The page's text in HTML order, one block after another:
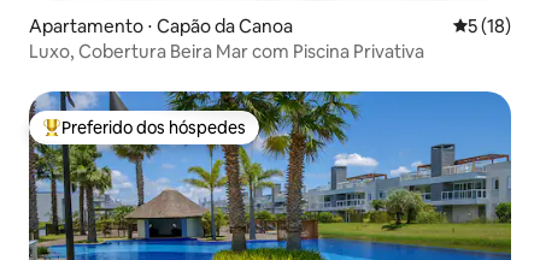
Apartamento ⋅ Capão da Canoa 5 de uma
5 (18)
Luxo, Cobertura Beira Mar com Piscina Privativa
Entre os melhores preferidos dos hóspedes
Preferido dos hóspedes